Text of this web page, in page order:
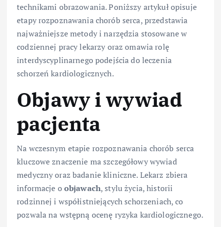
technikami obrazowania. Poniższy artykuł opisuje
etapy rozpoznawania chorób serca, przedstawia
najważniejsze metody i narzędzia stosowane w
codziennej pracy lekarzy oraz omawia rolę
interdyscyplinarnego podejścia do leczenia
schorzeń kardiologicznych.
Objawy i wywiad
pacjenta
Na wczesnym etapie rozpoznawania chorób serca
kluczowe znaczenie ma szczegółowy wywiad
medyczny oraz badanie kliniczne. Lekarz zbiera
informacje oobjawach, stylu życia, historii
rodzinnej i współistniejących schorzeniach, co
pozwala na wstępną ocenę ryzyka kardiologicznego.